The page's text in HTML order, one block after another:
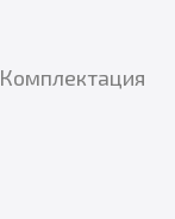
Комплектация